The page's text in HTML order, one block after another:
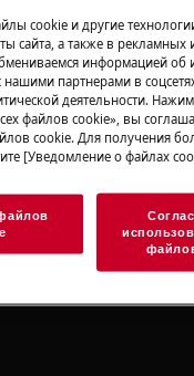
осторожны при
Для тяжелой
используйте
Носите
избежать
cookie и другие
сайта, а также в рекламных
информацией об
нашими партнерами в
деятельности.
файлов cookie», вы
cookie. Для получения
[Уведомление о файлах